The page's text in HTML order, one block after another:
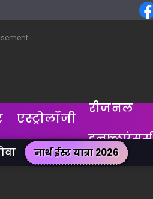
एस्ट्रोलॉजी
रीजनल
इन्फ्लुएंसर्स
नार्थ ईस्ट यात्रा 2026